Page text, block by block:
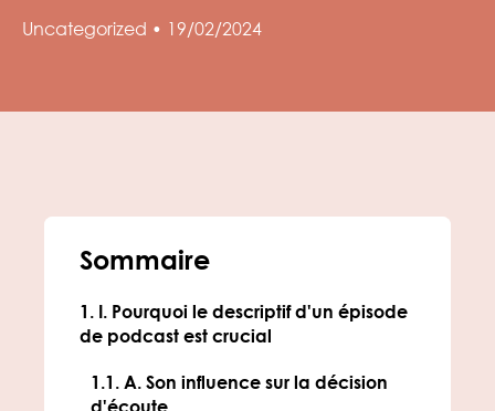
Uncategorized • 19/02/2024
Sommaire
I. Pourquoi le descriptif d'un épisode
de podcast est crucial
A. Son influence sur la décision
d'écoute